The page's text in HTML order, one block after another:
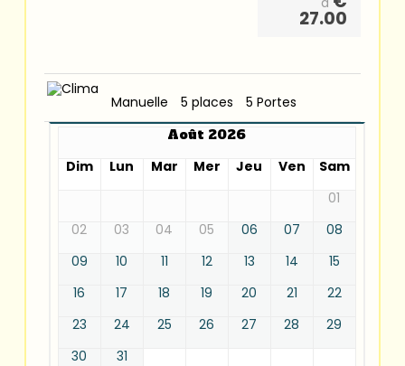
27.00
Manuelle 5 places
5 Portes
Août 2026
Dim
Lun Mar Mer Jeu Ven
Sam
01
02
03 04 05 06 07
08
09
10 11 12 13 14
15
16
17 18 19 20 21
22
23
24 25 26 27 28
29
30
31